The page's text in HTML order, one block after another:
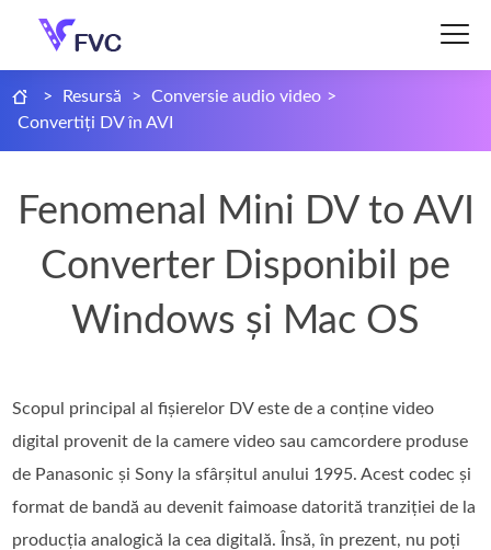
> Resursă > Conversie audio video >
Convertiți DV în AVI
Fenomenal Mini DV to AVI
Converter Disponibil pe
Windows și Mac OS
Scopul principal al fișierelor DV este de a conține video
digital provenit de la camere video sau camcordere produse
de Panasonic și Sony la sfârșitul anului 1995. Acest codec și
format de bandă au devenit faimoase datorită tranziției de la
producția analogică la cea digitală. Însă, în prezent, nu poți